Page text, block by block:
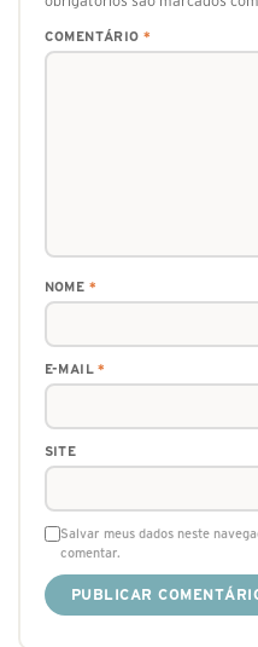
COMENTÁRIO *
NOME *
E-MAIL*
SITE
Salvar meus dados neste
comentar.